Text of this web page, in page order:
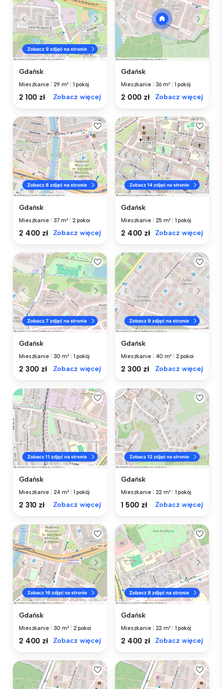
Gdańsk
Mieszkanie 29 m² 1 pokój
2 100 zł Zobacz więcej
Gdańsk
Mieszkanie 36 m² 1 pokój
2 000 zł Zobacz więcej
Gdańsk
Mieszkanie 37 m² 2 pokoi
2 400 zł Zobacz więcej
Gdańsk
Mieszkanie 25 m² 1 pokój
2 400 zł Zobacz więcej
Gdańsk
Mieszkanie 30 m² 1 pokój
2 300 zł Zobacz więcej
Gdańsk
Mieszkanie 40 m² 2 pokoi
2 300 zł Zobacz więcej
Gdańsk
Mieszkanie 24 m² 1 pokój
2 310 zł Zobacz więcej
Gdańsk
Mieszkanie 22 m² 1 pokój
1 500 zł Zobacz więcej
Gdańsk
Mieszkanie 30 m² 2 pokoi
2 400 zł Zobacz więcej
Gdańsk
Mieszkanie 22 m² 1 pokój
2 400 zł Zobacz więcej